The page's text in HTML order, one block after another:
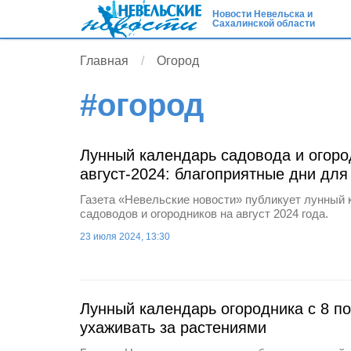
Новости Невельска и
Сахалинской области
Главная Огород
#огород
Лунный календарь садовода и
август-2024: благоприятные дни
Газета «Невельские новости» публикует лунный
садоводов и огородников на август 2024 года.
23 июля 2024, 13:30
Лунный календарь огородника с 8
ухаживать за растениями